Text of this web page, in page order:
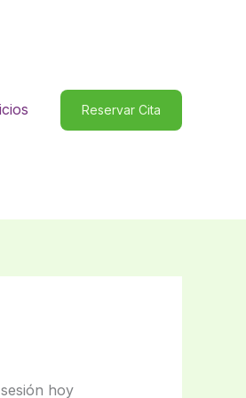
Reservar Cita
hoy